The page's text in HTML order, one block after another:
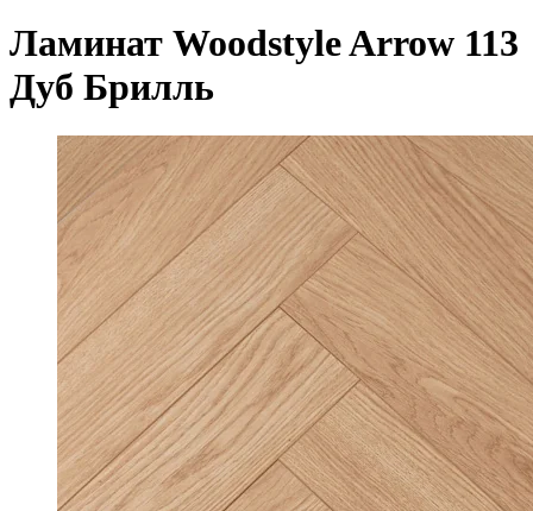
Ламинат Woodstyle Arrow 113
Дуб Брилль